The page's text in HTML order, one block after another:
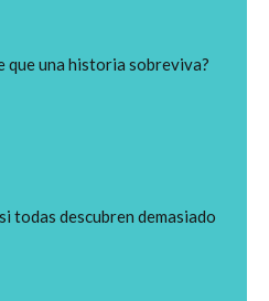
que una historia sobreviva?
todas descubren demasiado